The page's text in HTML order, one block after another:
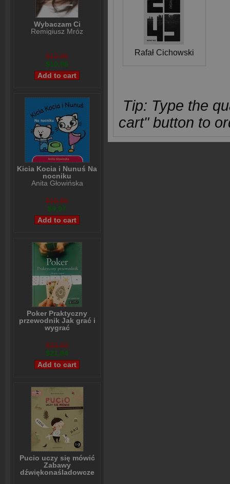
Wybaczam Ci
Remigiusz Mróz
$12,96
$10,96
Kicia Kocia i Nunuś Na
nocniku
Anita Głowińska
$10,96
$9,97
Poker Praktyczny
przewodnik Jak grać i
wygrać
$23,93
$21,94
Pucio uczy się mówić
Zabawy
dźwiękonaśladowcze
Rafał Cichowski
Tip: Type the
cart" button to